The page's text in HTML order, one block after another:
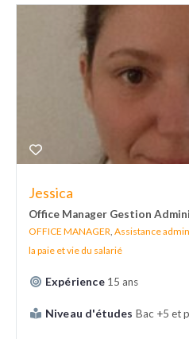
Jessica
Office Manager Gestion
OFFICE MANAGER Assistance
la paie et vie du salarié
Expérience 15 ans
Niveau d'études Bac +5 et